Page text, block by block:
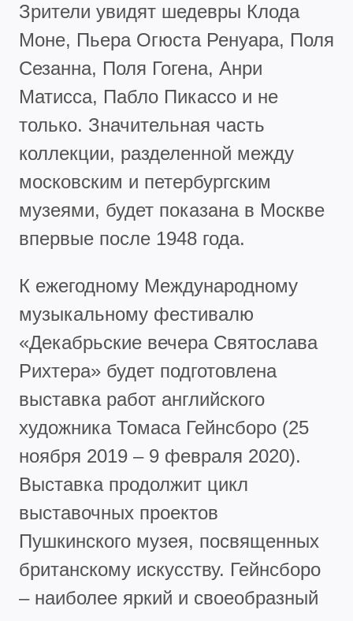
Зрители увидят шедевры Клода
Моне, Пьера Огюста Ренуара, Поля
Сезанна, Поля Гогена, Анри
Матисса, Пабло Пикассо и не
только. Значительная часть
коллекции, разделенной между
московским и петербургским
музеями, будет показана в Москве
впервые после 1948 года.
К ежегодному Международному
музыкальному фестивалю
«Декабрьские вечера Святослава
Рихтера» будет подготовлена
выставка работ английского
художника Томаса Гейнсборо (25
ноября 2019 – 9 февраля 2020).
Выставка продолжит цикл
выставочных проектов
Пушкинского музея, посвященных
британскому искусству. Гейнсборо
– наиболее яркий и своеобразный